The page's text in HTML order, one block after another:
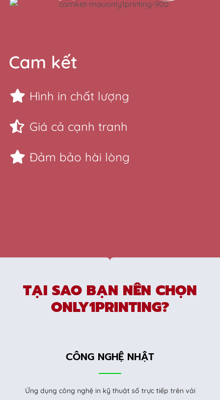
Cam kết
Hình in chất lượng
Giá cả cạnh tranh
Đảm bảo hài lòng
TẠI SAO BẠN NÊN CHỌN
ONLY1PRINTING?
CÔNG NGHỆ NHẬT
Ứng dụng công nghệ in kỹ thuật số trực tiếp trên vải